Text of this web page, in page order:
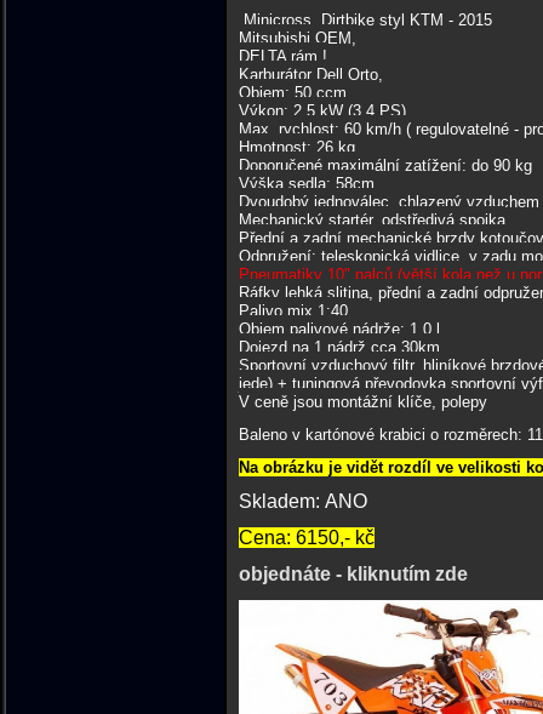
Minicross, Dirtbike styl KTM - 2015
Mitsubishi OEM,
DELTA rám !
Karburátor Dell Orto,
Objem: 50 ccm
Výkon: 2,5 kW (3.4 PS)
Max. rychlost: 60 km/h ( regulovatelné -
Hmotnost: 26 kg
Doporučené maximální zatížení: do 90 kg
Výška sedla: 58cm
Dvoudobý jednoválec, chlazený vzduchem
Mechanický startér, odstředivá spojka
Přední a zadní mechanické brzdy
Odpružení: teleskopická vidlice, v zadu
Pneumatiky 10" palců (větší kola než u
Ráfky lehká slitina, přední a zadní
Palivo mix 1:40
Objem palivové nádrže: 1,0 l
Dojezd na 1 nádrž cca 30km
Sportovní vzduchový filtr, hliníkové
jede) + tuningová převodovka sportovní
V ceně jsou montážní klíče, polepy
Baleno v kartónové krabici o rozměrech:
Na obrázku je vidět rozdíl ve velikosti
Skladem: ANO
Cena: 6150,- kč
objednáte - kliknutím zde